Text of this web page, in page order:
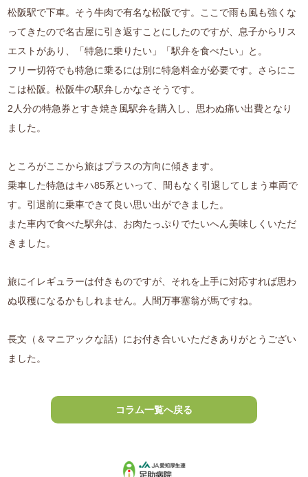
松阪駅で下車。そう牛肉で有名な松阪です。ここで雨も風も強くな
ってきたので名古屋に引き返すことにしたのですが、息子からリス
エストがあり、「特急に乗りたい」「駅弁を食べたい」と。
フリー切符でも特急に乗るには別に特急料金が必要です。さらにこ
こは松阪。松阪牛の駅弁しかなさそうです。
2人分の特急券とすき焼き風駅弁を購入し、思わぬ痛い出費となり
ました。
ところがここから旅はプラスの方向に傾きます。
乗車した特急はキハ85系といって、間もなく引退してしまう車両で
す。引退前に乗車できて良い思い出ができました。
また車内で食べた駅弁は、お肉たっぷりでたいへん美味しくいただ
きました。
旅にイレギュラーは付きものですが、それを上手に対応すれば思わ
ぬ収穫になるかもしれません。人間万事塞翁が馬ですね。
長文（＆マニアックな話）にお付き合いいただきありがとうござい
ました。
コラム一覧へ戻る